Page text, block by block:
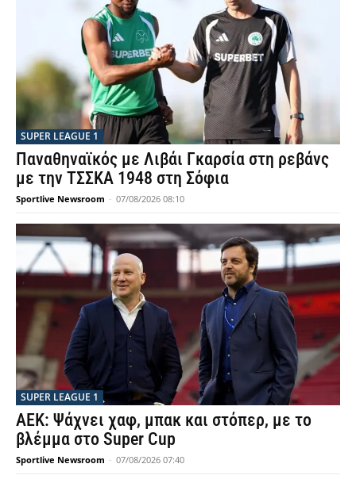
SUPER LEAGUE 1
Παναθηναϊκός με Λιβάι Γκαρσία στη ρεβάνς
με την ΤΣΣΚΑ 1948 στη Σόφια
Sportlive Newsroom - 07/08/2026 08:10
SUPER LEAGUE 1
ΑΕΚ: Ψάχνει χαφ, μπακ και στόπερ, με το
βλέμμα στο Super Cup
Sportlive Newsroom - 07/08/2026 07:40